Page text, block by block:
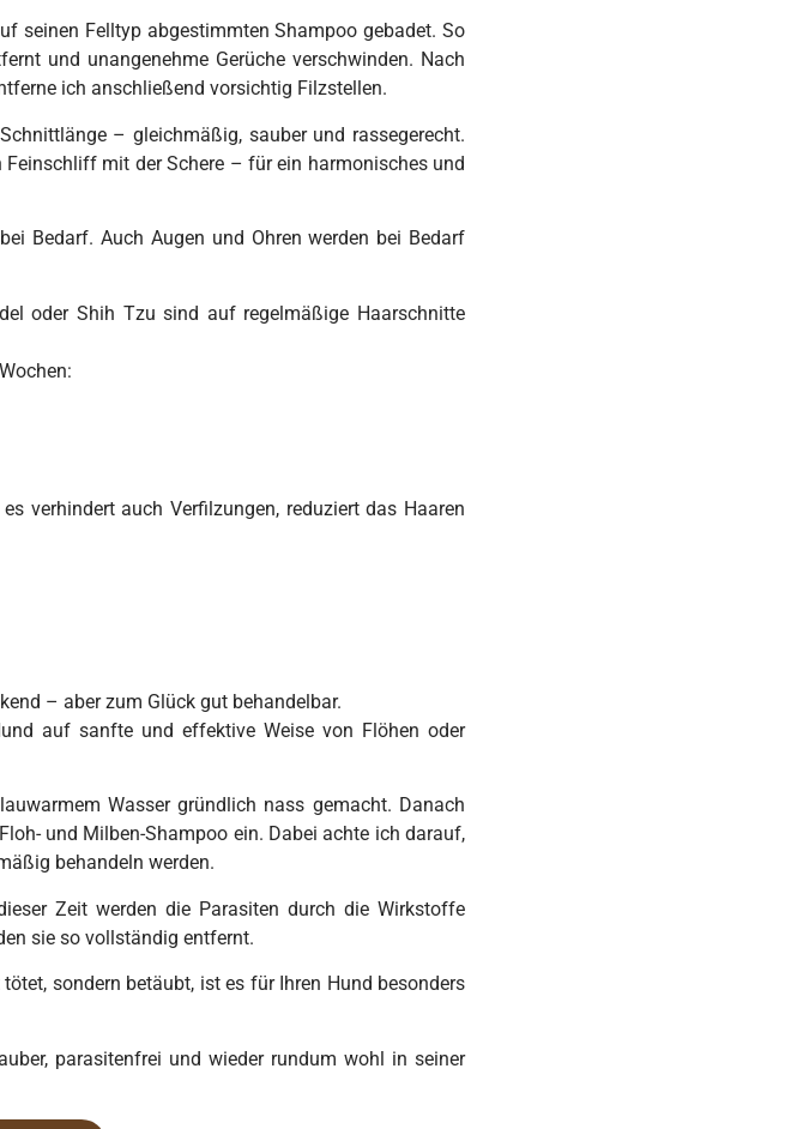
seinen Felltyp abgestimmten Shampoo gebadet. So
und unangenehme Gerüche verschwinden. Nach
ich anschließend vorsichtig Filzstellen.
– gleichmäßig, sauber und rassegerecht.
mit der Schere – für ein harmonisches und
Bedarf. Auch Augen und Ohren werden bei Bedarf
oder Shih Tzu sind auf regelmäßige Haarschnitte
:
verhindert auch Verfilzungen, reduziert das Haaren
– aber zum Glück gut behandelbar.
auf sanfte und effektive Weise von Flöhen oder
Wasser gründlich nass gemacht. Danach
und Milben-Shampoo ein. Dabei achte ich darauf,
behandeln werden.
Zeit werden die Parasiten durch die Wirkstoffe
sie so vollständig entfernt.
sondern betäubt, ist es für Ihren Hund besonders
parasitenfrei und wieder rundum wohl in seiner